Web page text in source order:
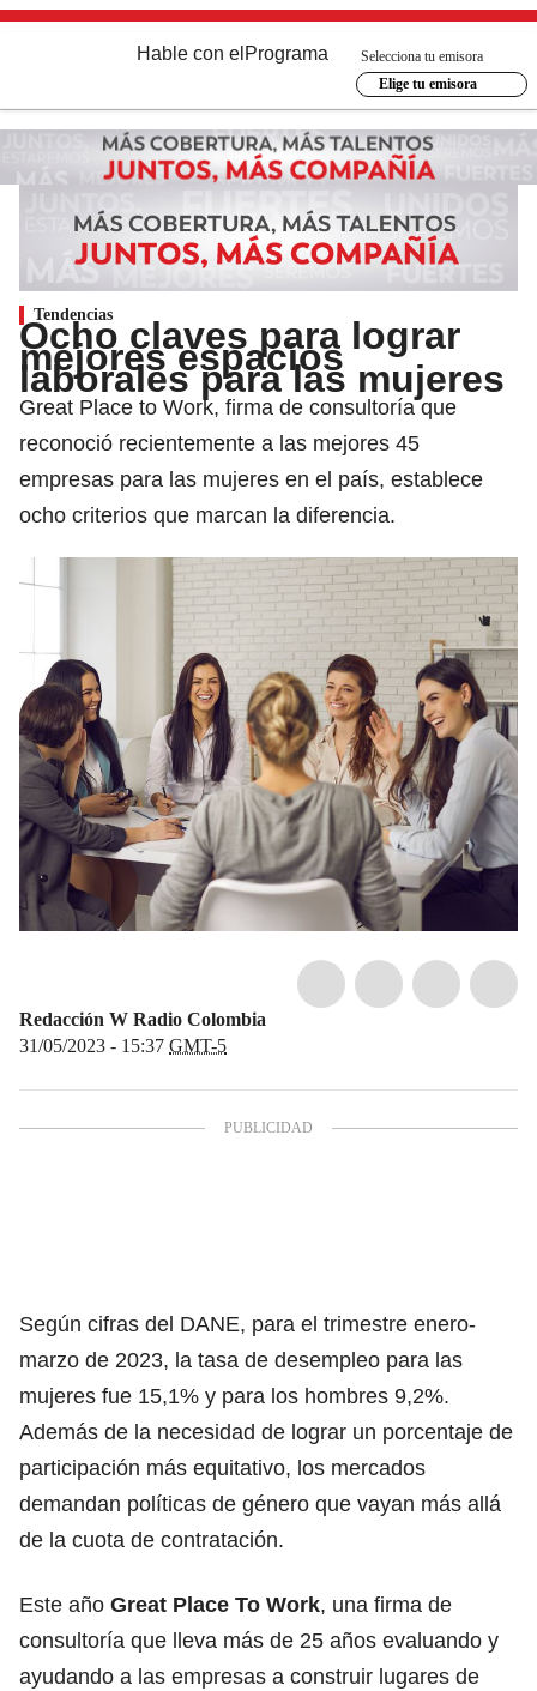
Hable con el Programa
Selecciona tu emisora
Elige tu emisora
Tendencias
Ocho claves para lograr
mejores espacios
laborales para las mujeres
Great Place to Work, firma de consultoría que
reconoció recientemente a las mejores 45
empresas para las mujeres en el país, establece
ocho criterios que marcan la diferencia.
Redacción W Radio Colombia
31/05/2023 - 15:37 GMT-5
Según cifras del DANE, para el trimestre enero-
marzo de 2023, la tasa de desempleo para las
mujeres fue 15,1% y para los hombres 9,2%.
Además de la necesidad de lograr un porcentaje de
participación más equitativo, los mercados
demandan políticas de género que vayan más allá
de la cuota de contratación.
Este año Great Place To Work, una firma de
consultoría que lleva más de 25 años evaluando y
ayudando a las empresas a construir lugares de